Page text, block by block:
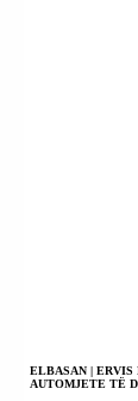
ELBASAN | ERVIS
AUTOMJETE TË